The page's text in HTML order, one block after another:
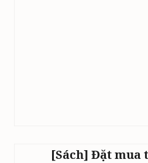
[Sách] Đặt mua